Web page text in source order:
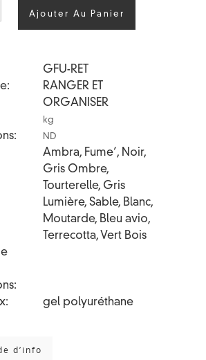
Ajouter Au Panier
GFU-RET
RANGER ET
ORGANISER
kg
ND
Ambra, Fume’, Noir,
Gris Ombre,
Tourterelle, Gris
Lumière, Sable, Blanc,
Moutarde, Bleu avio,
Terrecotta, Vert Bois
gel polyuréthane
d’info